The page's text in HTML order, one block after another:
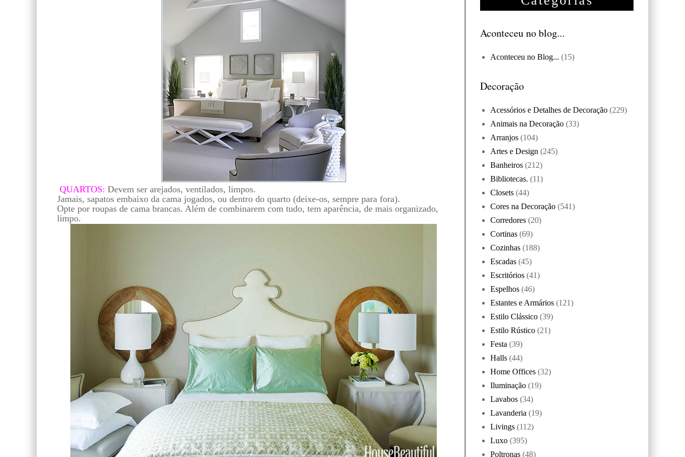
QUARTOS: Devem ser arejados, ventilados, limpos.
Jamais, sapatos embaixo da cama jogados, ou dentro do quarto (deixe-os, sempre para fora).
Opte por roupas de cama brancas. Além de combinarem com tudo, tem aparência, de mais organizado,
limpo.
Aconteceu no blog...
Aconteceu no Blog... (15)
Decoração
Acessórios e Detalhes de Decoração (229)
Animais na Decoração (33)
Arranjos (104)
Artes e Design (245)
Banheiros (212)
Bibliotecas. (11)
Closets (44)
Cores na Decoração (541)
Corredores (20)
Cortinas (69)
Cozinhas (188)
Escadas (45)
Escritórios (41)
Espelhos (46)
Estantes e Armários (121)
Estilo Clássico (39)
Estilo Rústico (21)
Festa (39)
Halls (44)
Home Offices (32)
Iluminação (19)
Lavabos (34)
Lavanderia (19)
Livings (112)
Luxo (395)
Poltronas (48)